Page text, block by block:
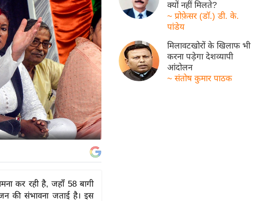
कर रही है, जहाँ 58 बागी
की संभावना जताई है। इस
क्यों नहीं मिलते?
~ प्रोफ़ेसर (डॉ.) डी. के.
पांडेय
मिलावटखोरों के खिलाफ भी
करना पड़ेगा देशव्यापी
आंदोलन
~ संतोष कुमार पाठक